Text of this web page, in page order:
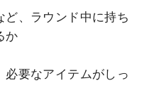
、ラウンド中に持ち
か
要なアイテムがしっ